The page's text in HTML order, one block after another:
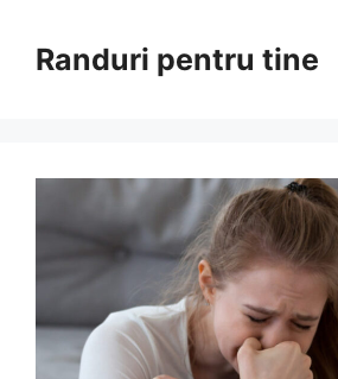
conținutRanduri pentru tine